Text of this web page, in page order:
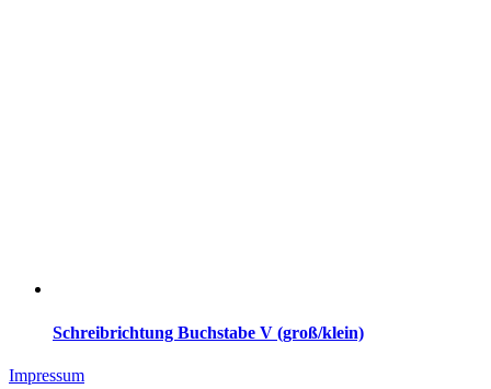
Schreibrichtung Buchstabe V (groß/klein)
Impressum